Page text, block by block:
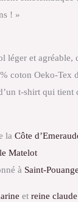
! »
léger et agréable,
coton Oeko-Tex
t-shirt qui tient
la Côte
Matelot
à Saint-
et reine claude